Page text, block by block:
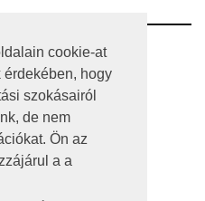
cookie-at
érdekében, hogy
szokásairól
de nem
Ön az
a a